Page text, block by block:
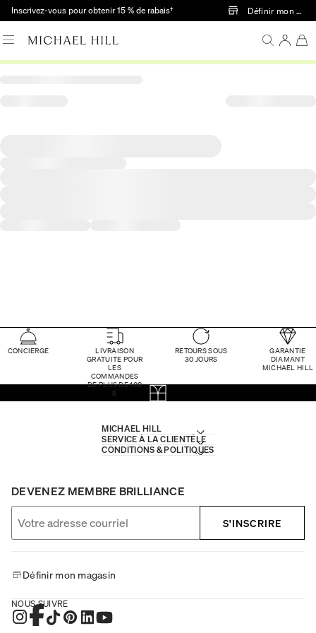
Passer au contenu principal
Inscrivez-vous pour obtenir 15 % de rabais† Définir mon
CONCIERGE
LIVRAISON
GRATUITE POUR
LES
COMMANDES
DE PLUS DE 100
$
RETOURS SOUS
30 JOURS
GARANTIE
DIAMANT
MICHAEL HILL
MICHAEL HILL
SERVICE À LA CLIENTÈLE
CONDITIONS & POLITIQUES
DEVENEZ MEMBRE BRILLIANCE
S'INSCRIRE
Définir mon magasin
NOUS SUIVRE